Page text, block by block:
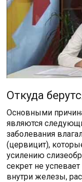
Откуда
Основными
являются
заболевания
(цервицит),
усилению
секрет не
внутри железы,